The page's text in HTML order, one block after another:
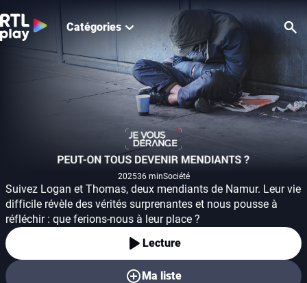
Catégories
Peut-on tous
Année de production
2025
Durée
36 min
Genre
Société
Suivez Logan et Thomas, deux mendiants de Namur. Leur vie
difficile révèle des vérités surprenantes et nous pousse à
réfléchir : que ferions-nous à leur place ?
Lecture
Ma liste